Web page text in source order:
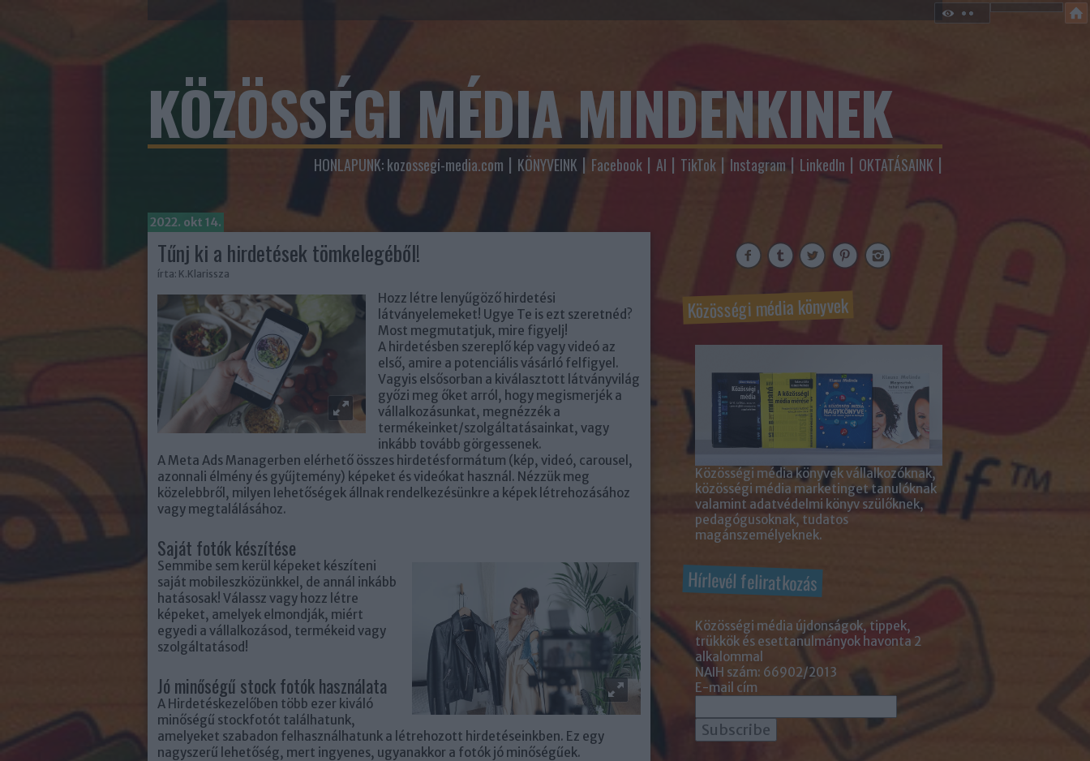
KÖZÖSSÉGI MÉDIA MINDENKINEK
HONLAPUNK: kozossegi-media.com KÖNYVEINK Facebook AI TikTok Instagram LinkedIn OKTATÁSAINK
2022. okt 14.
Tűnj ki a hirdetések tömkelegéből!
írta: K.Klarissza
Hozz létre lenyűgöző hirdetési
látványelemeket! Ugye Te is ezt szeretnéd?
Most megmutatjuk, mire figyelj!
A hirdetésben szereplő kép vagy videó az
első, amire a potenciális vásárló felfigyel.
Vagyis elsősorban a kiválasztott látványvilág
győzi meg őket arról, hogy megismerjék a
vállalkozásunkat, megnézzék a
termékeinket/szolgáltatásainkat, vagy
inkább tovább görgessenek.
A Meta Ads Managerben elérhető összes hirdetésformátum (kép, videó, carousel,
azonnali élmény és gyűjtemény) képeket és videókat használ. Nézzük meg
közelebbről, milyen lehetőségek állnak rendelkezésünkre a képek létrehozásához
vagy megtalálásához.
Saját fotók készítése
Semmibe sem kerül képeket készíteni
saját mobileszközünkkel, de annál inkább
hatásosak! Válassz vagy hozz létre
képeket, amelyek elmondják, miért
egyedi a vállalkozásod, termékeid vagy
szolgáltatásod!
Jó minőségű stock fotók használata
A Hirdetéskezelőben több ezer kiváló
minőségű stockfotót találhatunk,
amelyeket szabadon felhasználhatunk a létrehozott hirdetéseinkben. Ez egy
nagyszerű lehetőség, mert ingyenes, ugyanakkor a fotók jó minőségűek.
Közösségi média könyvek
Közösségi média könyvek vállalkozóknak,
közösségi média marketinget tanulóknak
valamint adatvédelmi könyv szülőknek,
pedagógusoknak, tudatos
magánszemélyeknek.
Hírlevél feliratkozás
Közösségi média újdonságok, tippek,
trükkök és esettanulmányok havonta 2
alkalommal
NAIH szám: 66902/2013
E-mail cím